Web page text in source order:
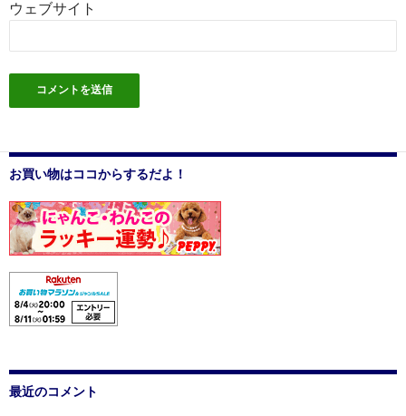
ウェブサイト
お買い物はココからするだよ！
最近のコメント